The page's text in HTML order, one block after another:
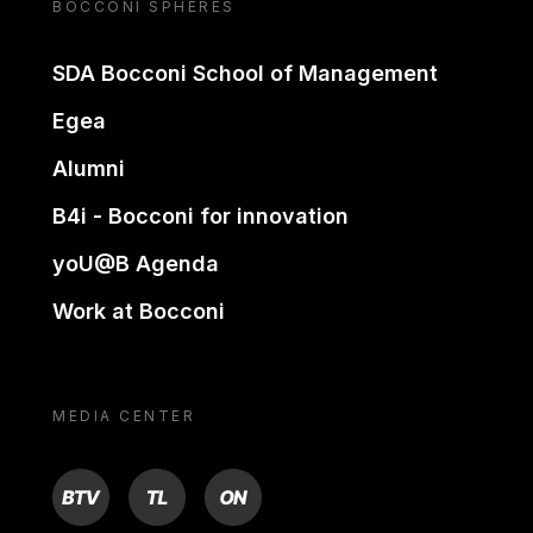
BOCCONI SPHERES
SDA Bocconi School of Management
Egea
Alumni
B4i - Bocconi for innovation
yoU@B Agenda
Work at Bocconi
MEDIA CENTER
BTV TL ON